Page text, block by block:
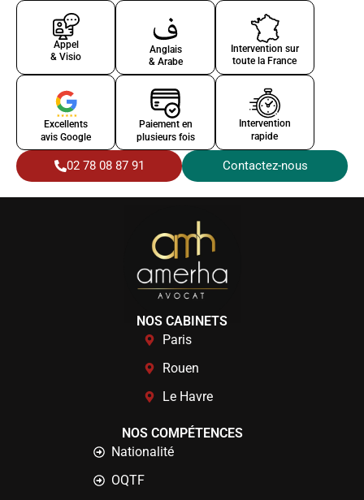
Appel
& Visio
Anglais
& Arabe
Intervention sur
toute la France
Excellents
avis Google
Paiement en
plusieurs fois
Intervention
rapide
02 78 08 87 91 Contactez-nous
NOS CABINETS
Paris
Rouen
Le Havre
NOS COMPÉTENCES
Nationalité
OQTF